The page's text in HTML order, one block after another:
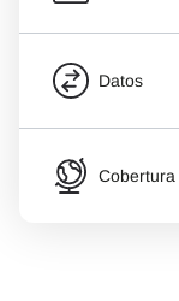
Datos
Cobertura